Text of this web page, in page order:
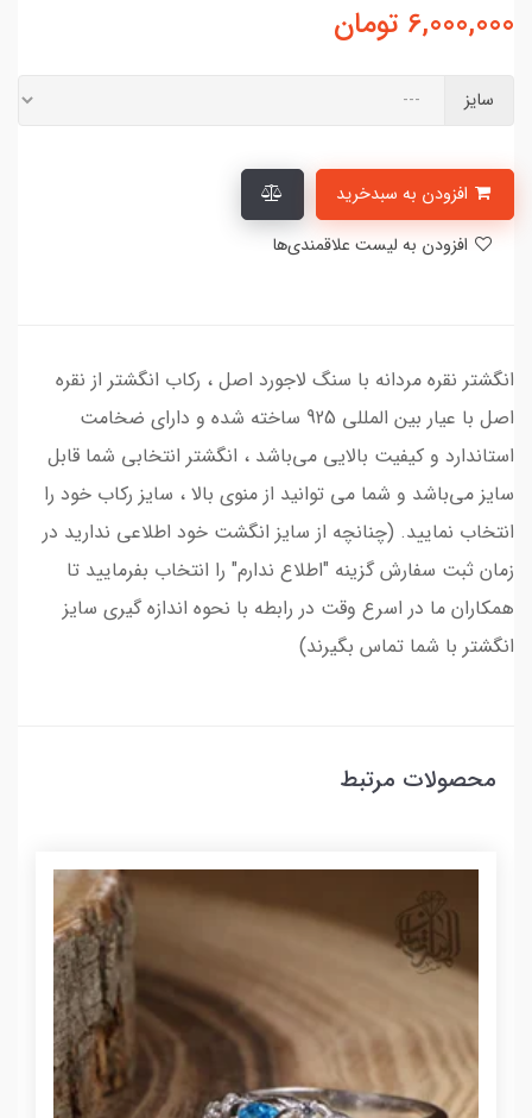
6,000,000 تومان
سایز
انگشتر نقره مردانه با سنگ لاجورد اصل ، رکاب انگشتر از نقره
اصل با عیار بین المللی 925 ساخته شده و دارای ضخامت
استاندارد و کیفیت بالایی می‌باشد ، انگشتر انتخابی شما قابل
سایز می‌باشد و شما می‌ توانید از منوی بالا ، سایز رکاب خود را
انتخاب نمایید. (چنانچه از سایز انگشت خود اطلاعی ندارید در
زمان ثبت سفارش گزینه "اطلاع ندارم" را انتخاب بفرمایید تا
همکاران ما در اسرع وقت در رابطه با نحوه اندازه گیری سایز
انگشتر با شما تماس بگیرند)
محصولات مرتبط